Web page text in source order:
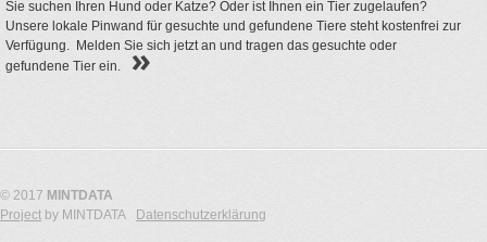
Sie suchen Ihren Hund oder Katze? Oder ist Ihnen ein Tier zugelaufen?
Unsere lokale Pinwand für gesuchte und gefundene Tiere steht kostenfrei zur
Verfügung. Melden Sie sich jetzt an und tragen das gesuchte oder
gefundene Tier ein.
© 2017 MINTDATA
Project by MINTDATA Datenschutzerklärung